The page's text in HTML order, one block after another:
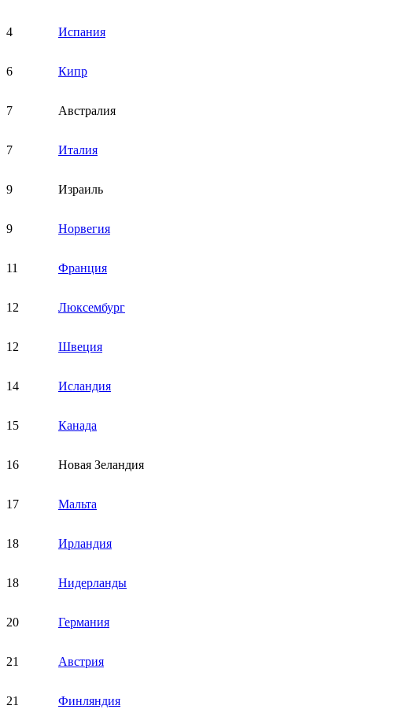
4 Испания
6 Кипр
7 Австралия
7 Италия
9 Израиль
9 Норвегия
11 Франция
12 Люксембург
12 Швеция
14 Исландия
15 Канада
16 Новая Зеландия
17 Мальта
18 Ирландия
18 Нидерланды
20 Германия
21 Австрия
21 Финляндия